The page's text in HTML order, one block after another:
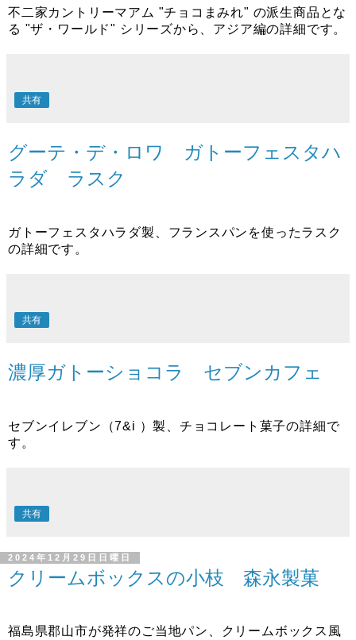
不二家カントリーマアム "チョコまみれ" の派生商品とな
る "ザ・ワールド" シリーズから、アジア編の詳細です。
共有
グーテ・デ・ロワ ガトーフェスタハ
ラダ ラスク
ガトーフェスタハラダ製、フランスパンを使ったラスク
の詳細です。
共有
濃厚ガトーショコラ セブンカフェ
セブンイレブン（7&i ）製、チョコレート菓子の詳細で
す。
共有
2024年12月29日日曜日
クリームボックスの小枝 森永製菓
福島県郡山市が発祥のご当地パン、クリームボックス風